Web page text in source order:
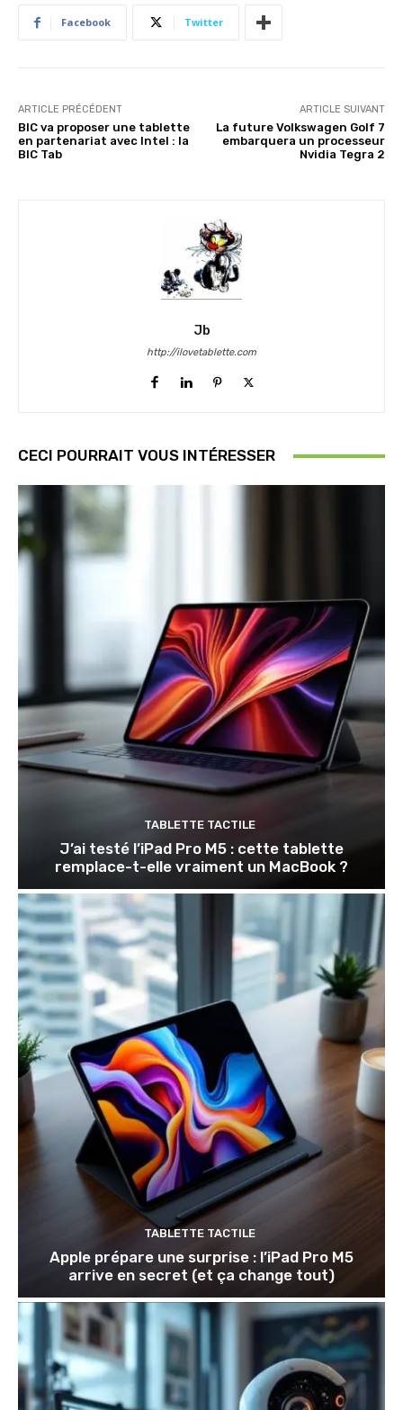
Facebook Twitter
ARTICLE PRÉCÉDENT
BIC va proposer une tablette
en partenariat avec Intel : la
BIC Tab
ARTICLE SUIVANT
La future Volkswagen Golf 7
embarquera un processeur
Nvidia Tegra 2
Jb
http://ilovetablette.com
CECI POURRAIT VOUS INTÉRESSER
TABLETTE TACTILE
J’ai testé l’iPad Pro M5 : cette tablette
remplace-t-elle vraiment un MacBook ?
TABLETTE TACTILE
Apple prépare une surprise : l’iPad Pro M5
arrive en secret (et ça change tout)